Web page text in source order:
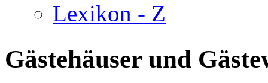
Lexikon - Z
Gästehäuser und